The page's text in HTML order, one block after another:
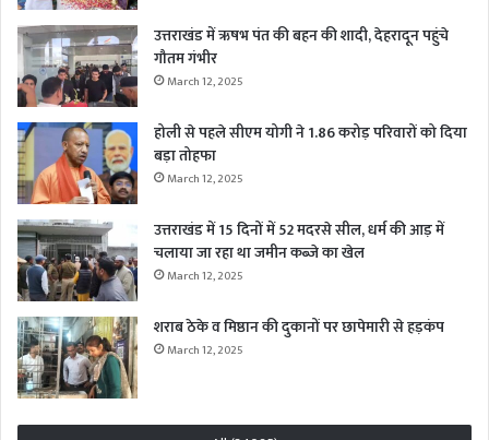
उत्तराखंड में ऋषभ पंत की बहन की शादी, देहरादून पहुंचे
गौतम गंभीर
March 12, 2025
होली से पहले सीएम योगी ने 1.86 करोड़ परिवारों को दिया
बड़ा तोहफा
March 12, 2025
उत्तराखंड में 15 दिनों में 52 मदरसे सील, धर्म की आड़ में
चलाया जा रहा था जमीन कब्जे का खेल
March 12, 2025
शराब ठेके व मिष्ठान की दुकानों पर छापेमारी से हड़कंप
March 12, 2025